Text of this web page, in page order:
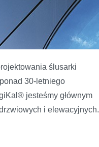
ślusarki
30-letniego
jesteśmy głównym
i elewacyjnych.